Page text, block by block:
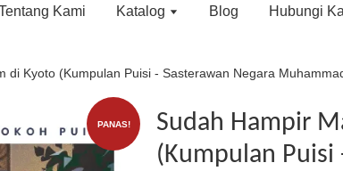
Kami Katalog Blog Hubungi
di Kyoto (Kumpulan Puisi - Sasterawan Negara
PANAS!
Sudah Hampir
(Kumpulan Puisi